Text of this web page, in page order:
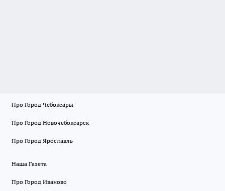
Про Город Чебоксары
Про Город Новочебоксарск
Про Город Ярославль
Наша Газета
Про Город Иваново